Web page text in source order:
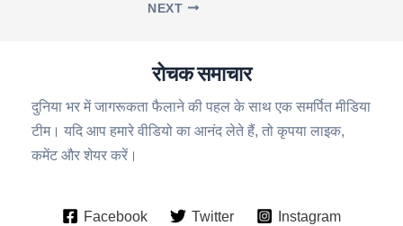
NEXT
रोचक समाचार
दुनिया भर में जागरूकता फैलाने की पहल के साथ एक समर्पित मीडिया
टीम। यदि आप हमारे वीडियो का आनंद लेते हैं, तो कृपया लाइक,
कमेंट और शेयर करें।
Facebook Twitter Instagram